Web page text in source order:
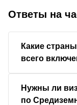
Ответы на
Какие
всего
Нужны ли
по